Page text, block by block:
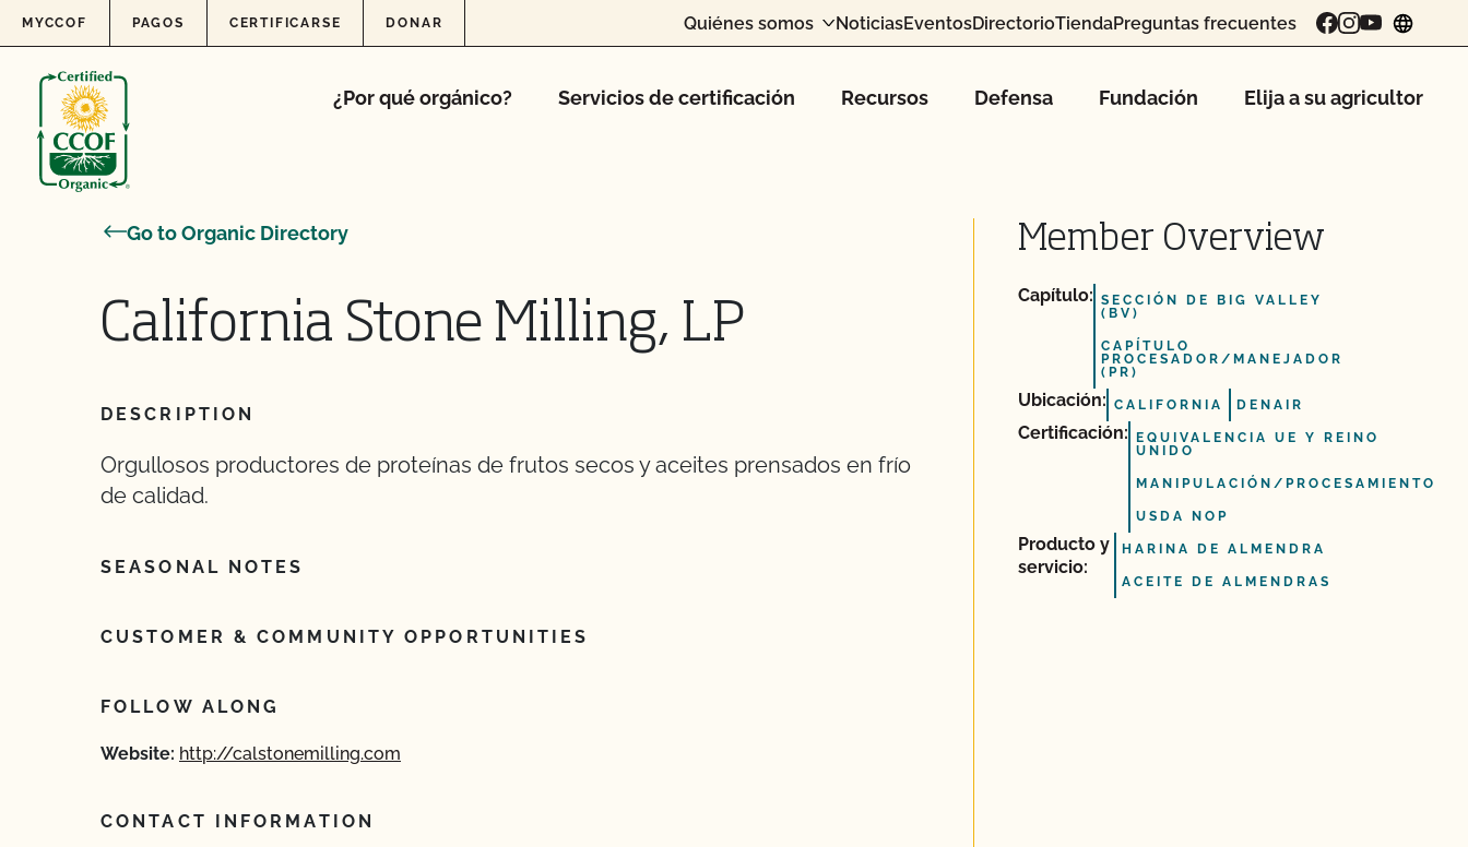
Skip to content
MYCCOF PAGOS CERTIFICARSE DONAR Quiénes somos NoticiasEventosDirectorioTiendaPreguntas frecuentes
¿Por qué orgánico? Servicios de certificación Recursos Defensa Fundación Elija a su agricultor
Go to Organic Directory
California Stone Milling, LP
DESCRIPTION
Orgullosos productores de proteínas de frutos secos y aceites prensados en frío
de calidad.
SEASONAL NOTES
CUSTOMER & COMMUNITY OPPORTUNITIES
FOLLOW ALONG
Website: http://calstonemilling.com
CONTACT INFORMATION
Member Overview
Capítulo: SECCIÓN DE BIG VALLEY
(BV)
CAPÍTULO
PROCESADOR/MANEJADOR
(PR)
Ubicación: CALIFORNIA DENAIR
Certificación:
EQUIVALENCIA UE Y REINO
UNIDO
MANIPULACIÓN/PROCESAMIENTO
USDA NOP
Producto y
servicio:
HARINA DE ALMENDRA
ACEITE DE ALMENDRAS